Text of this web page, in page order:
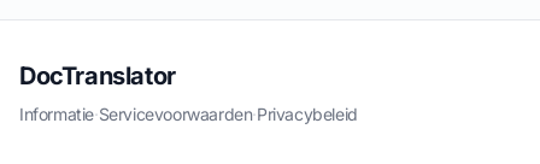
DocTranslator
Informatie·Servicevoorwaarden·Privacybeleid